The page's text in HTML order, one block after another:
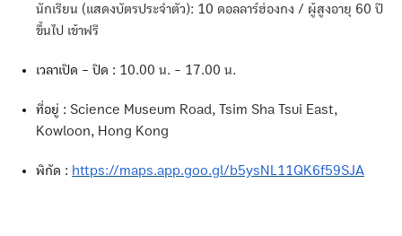
นักเรียน (แสดงบัตรประจำตัว): 10 ดอลลาร์ฮ่องกง / ผู้สูงอายุ 60 ปี
ขึ้นไป เข้าฟรี
เวลาเปิด - ปิด : 10.00 น. - 17.00 น.
ที่อยู่ : Science Museum Road, Tsim Sha Tsui East,
Kowloon, Hong Kong
พิกัด : https://maps.app.goo.gl/b5ysNL11QK6f59SJA